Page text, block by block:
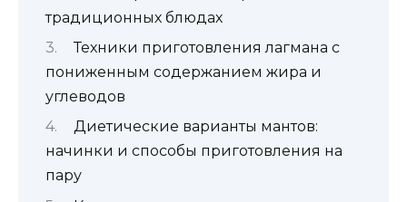
традиционных блюдах
Техники приготовления лагмана с
пониженным содержанием жира и
углеводов
Диетические варианты мантов:
начинки и способы приготовления на
пару